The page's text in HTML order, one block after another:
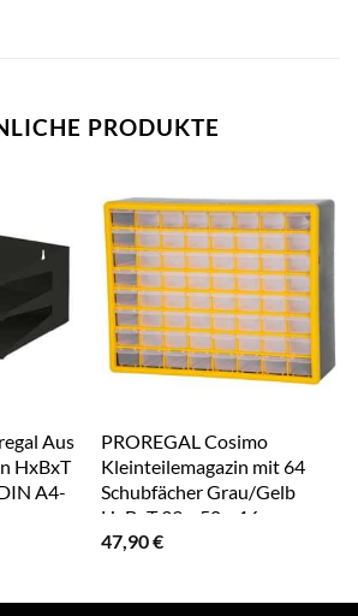
PRODUKTE
Aus
HxBxT
A4-
PROREGAL Cosimo
Kleinteilemagazin mit 64
Schubfächer Grau/Gelb
HxBxT 39 x 50 x 16 cm
Kleinteileregal
47,90€